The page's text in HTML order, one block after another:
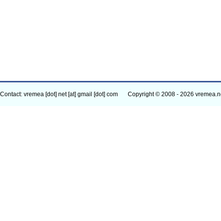
Contact: vremea [dot] net [at] gmail [dot] com Copyright © 2008 - 2026